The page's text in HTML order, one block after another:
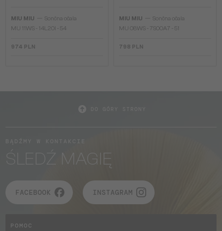
MIU MIU
Sončna očala
MU 11WS - 14L20I - 54
974 PLN
MIU MIU
Sončna očala
MU 08WS - 7S00A7 - 51
798 PLN
ŚLEDŹ MAGIĘ
FACEBOOK INSTAGRAM
POMOC